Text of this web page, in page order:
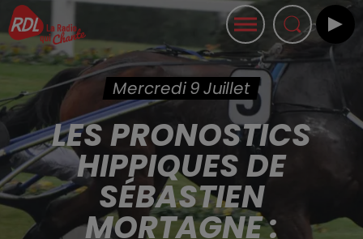
Mercredi 9 Juillet
LES PRONOSTICS
HIPPIQUES DE
SÉBASTIEN
MORTAGNE :